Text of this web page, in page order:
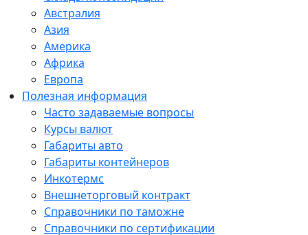
Австралия
Азия
Америка
Африка
Европа
Полезная информация
Часто задаваемые вопросы
Курсы валют
Габариты авто
Габариты контейнеров
Инкотермс
Внешнеторговый контракт
Справочники по таможне
Справочники по сертификации